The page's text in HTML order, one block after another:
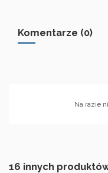
Komentarze (0)
Na razie
16 innych